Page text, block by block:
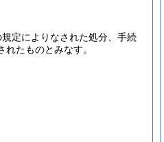
定によりなされた処分、手続
たものとみなす。